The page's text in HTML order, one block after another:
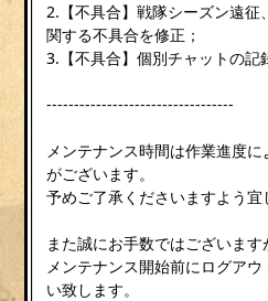
2.【不具合】戦隊シーズン遠征
関する不具合を修正；
3.【不具合】個別チャットの記
----------------------------------
メンテナンス時間は作業進度
がございます。
予めご了承くださいますよう宜
また誠にお手数ではございます
メンテナンス開始前にログア
い致します。